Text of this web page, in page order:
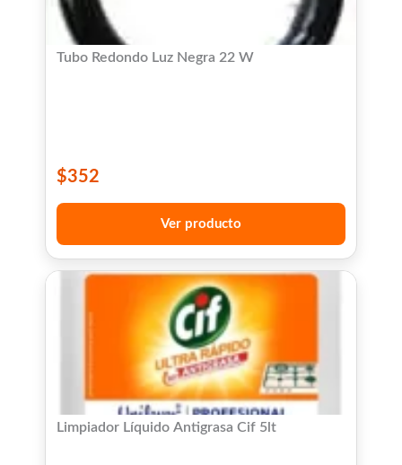
Tubo Redondo Luz Negra 22 W
$352
Ver producto
Limpiador Líquido Antigrasa Cif 5lt